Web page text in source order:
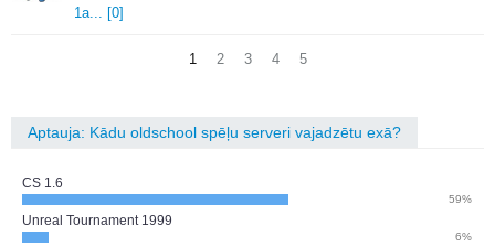
1a.
[0]
1 2 3 4 5
Aptauja: Kādu oldschool spēļu serveri vajadzētu exā?
CS 1.6
59%
Unreal Tournament 1999
6%